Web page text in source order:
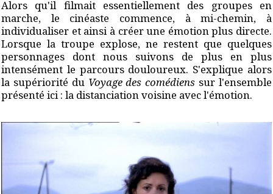
Alors qu'il filmait essentiellement des groupes en
marche, le cinéaste commence, à mi-chemin, à
individualiser et ainsi à créer une émotion plus directe.
Lorsque la troupe explose, ne restent que quelques
personnages dont nous suivons de plus en plus
intensément le parcours douloureux. S'explique alors
la supériorité du Voyage des comédiens sur l'ensemble
présenté ici : la distanciation voisine avec l'émotion.